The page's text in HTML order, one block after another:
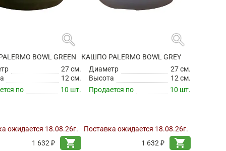
search
BOWL GREEN
27 см.
12 см.
по
10 шт.
ожидается 18.08.26г.
1 632 ₽
shopping_cart
search
КАШПО PALERMO BOWL GREY
Диаметр
27 см.
Высота
12 см.
Продается по
10 шт.
Поставка ожидается 18.08.26г.
1 632 ₽
shopping_cart